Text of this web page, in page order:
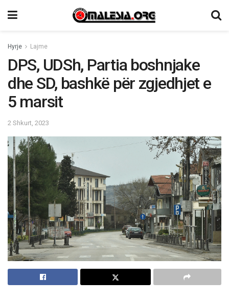
Hyrje Lajme
DPS, UDSh, Partia boshnjake
dhe SD, bashkë për zgjedhjet e
5 marsit
2 Shkurt, 2023